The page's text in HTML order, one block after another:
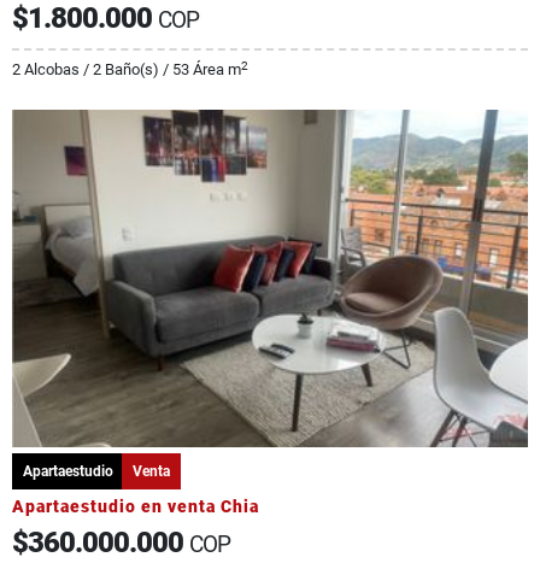
$1.800.000 COP
2 Alcobas / 2 Baño(s) / 53 Área m2
Apartaestudio Venta
Apartaestudio en venta Chia
$360.000.000 COP